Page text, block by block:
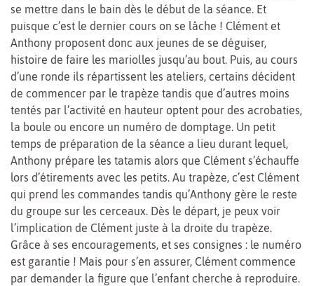
se mettre dans le bain dès le début de la séance. Et
puisque c’est le dernier cours on se lâche ! Clément et
Anthony proposent donc aux jeunes de se déguiser,
histoire de faire les mariolles jusqu’au bout. Puis, au cours
d’une ronde ils répartissent les ateliers, certains décident
de commencer par le trapèze tandis que d’autres moins
tentés par l’activité en hauteur optent pour des acrobaties,
la boule ou encore un numéro de domptage. Un petit
temps de préparation de la séance a lieu durant lequel,
Anthony prépare les tatamis alors que Clément s’échauffe
lors d’étirements avec les petits. Au trapèze, c’est Clément
qui prend les commandes tandis qu’Anthony gère le reste
du groupe sur les cerceaux. Dès le départ, je peux voir
l’implication de Clément juste à la droite du trapèze.
Grâce à ses encouragements, et ses consignes : le numéro
est garantie ! Mais pour s’en assurer, Clément commence
par demander la figure que l’enfant cherche à reproduire.